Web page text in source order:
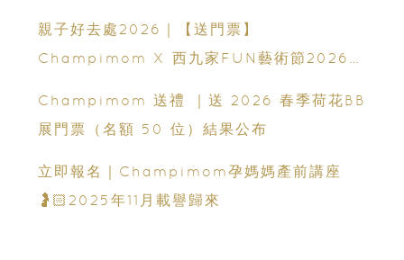
親子好去處2026｜【送門票】
Champimom X 西九家FUN藝術節2026｜
Champimom 送禮 ｜送 2026 春季荷花BB
展門票（名額 50 位）結果公布
立即報名｜Champimom孕媽媽產前講座
🤰🏻2025年11月載譽歸來